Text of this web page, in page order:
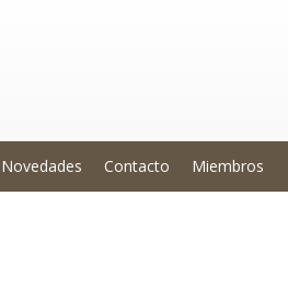
Novedades Contacto Miembros